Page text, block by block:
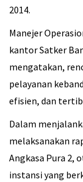
2014.
Manejer
kantor Satker
mengatakan,
pelayanan
efisien, dan
Dalam
melaksanakan
Angkasa Pura 2,
instansi yang